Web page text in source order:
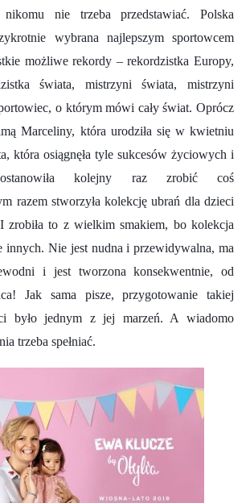
nie trzeba przedstawiać. Polska
wybrana najlepszym sportowcem
możliwe rekordy – rekordzistka Europy,
świata, mistrzyni świata, mistrzyni
o którym mówi cały świat. Oprócz
Marceliny, która urodziła się w kwietniu
która osiągnęła tyle sukcesów życiowych i
kolejny raz zrobić coś
razem stworzyła kolekcję ubrań dla dzieci
zrobiła to z wielkim smakiem, bo kolekcja
innych. Nie jest nudna i przewidywalna, ma
i jest tworzona konsekwentnie, od
Jak sama pisze, przygotowanie takiej
było jednym z jej marzeń. A wiadomo
trzeba spełniać.